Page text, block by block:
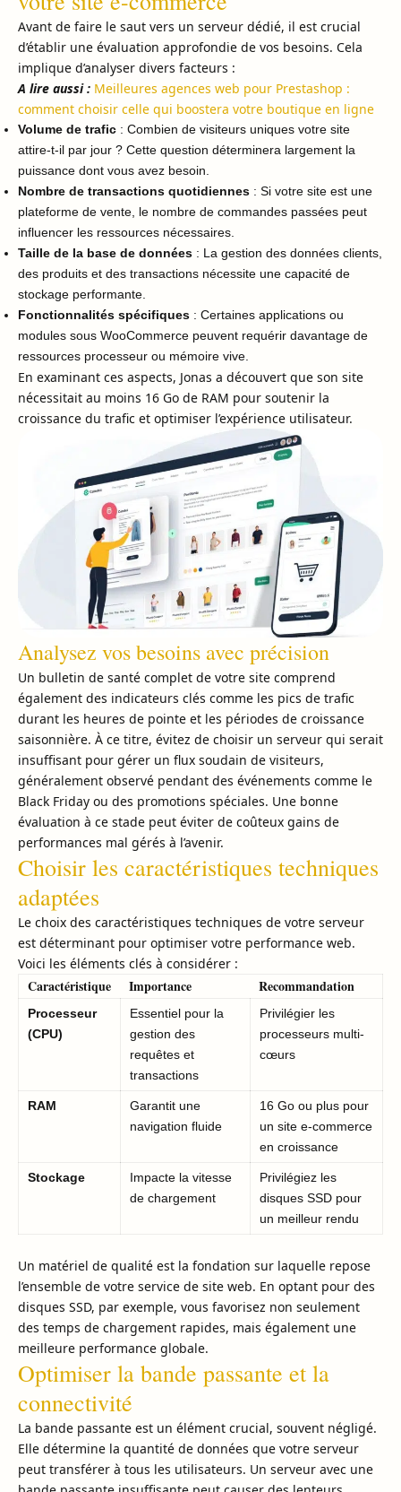
Avant de faire le saut vers un serveur dédié, il est crucial
d’établir une évaluation approfondie de vos besoins. Cela
implique d’analyser divers facteurs :
A lire aussi : Meilleures agences web pour Prestashop :
comment choisir celle qui boostera votre boutique en ligne
Volume de trafic : Combien de visiteurs uniques votre site
attire-t-il par jour ? Cette question déterminera largement la
puissance dont vous avez besoin.
Nombre de transactions quotidiennes : Si votre site est une
plateforme de vente, le nombre de commandes passées peut
influencer les ressources nécessaires.
Taille de la base de données : La gestion des données clients,
des produits et des transactions nécessite une capacité de
stockage performante.
Fonctionnalités spécifiques : Certaines applications ou
modules sous WooCommerce peuvent requérir davantage de
ressources processeur ou mémoire vive.
En examinant ces aspects, Jonas a découvert que son site
nécessitait au moins 16 Go de RAM pour soutenir la
croissance du trafic et optimiser l’expérience utilisateur.
Analysez vos besoins avec précision
Un bulletin de santé complet de votre site comprend
également des indicateurs clés comme les pics de trafic
durant les heures de pointe et les périodes de croissance
saisonnière. À ce titre, évitez de choisir un serveur qui serait
insuffisant pour gérer un flux soudain de visiteurs,
généralement observé pendant des événements comme le
Black Friday ou des promotions spéciales. Une bonne
évaluation à ce stade peut éviter de coûteux gains de
performances mal gérés à l’avenir.
Choisir les caractéristiques techniques
adaptées
Le choix des caractéristiques techniques de votre serveur
est déterminant pour optimiser votre performance web.
Voici les éléments clés à considérer :
Caractéristique Importance Recommandation
Processeur
(CPU)
Essentiel pour la
gestion des
requêtes et
transactions
Privilégier les
processeurs multi-
cœurs
RAM
Garantit une
navigation fluide
16 Go ou plus pour
un site e-commerce
en croissance
Stockage
Impacte la vitesse
de chargement
Privilégiez les
disques SSD pour
un meilleur rendu
Un matériel de qualité est la fondation sur laquelle repose
l’ensemble de votre service de site web. En optant pour des
disques SSD, par exemple, vous favorisez non seulement
des temps de chargement rapides, mais également une
meilleure performance globale.
Optimiser la bande passante et la
connectivité
La bande passante est un élément crucial, souvent négligé.
Elle détermine la quantité de données que votre serveur
peut transférer à tous les utilisateurs. Un serveur avec une